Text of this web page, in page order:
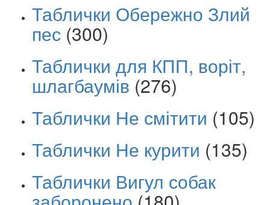
Таблички Обережно Злий
пес (300)
Таблички для КПП, воріт,
шлагбаумів (276)
Таблички Не смітити (105)
Таблички Не курити (135)
Таблички Вигул собак